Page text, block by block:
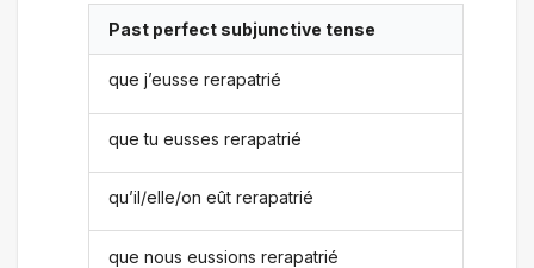
Past perfect subjunctive tense
que j’eusse rerapatrié
que tu eusses rerapatrié
qu’il/elle/on eût rerapatrié
que nous eussions rerapatrié